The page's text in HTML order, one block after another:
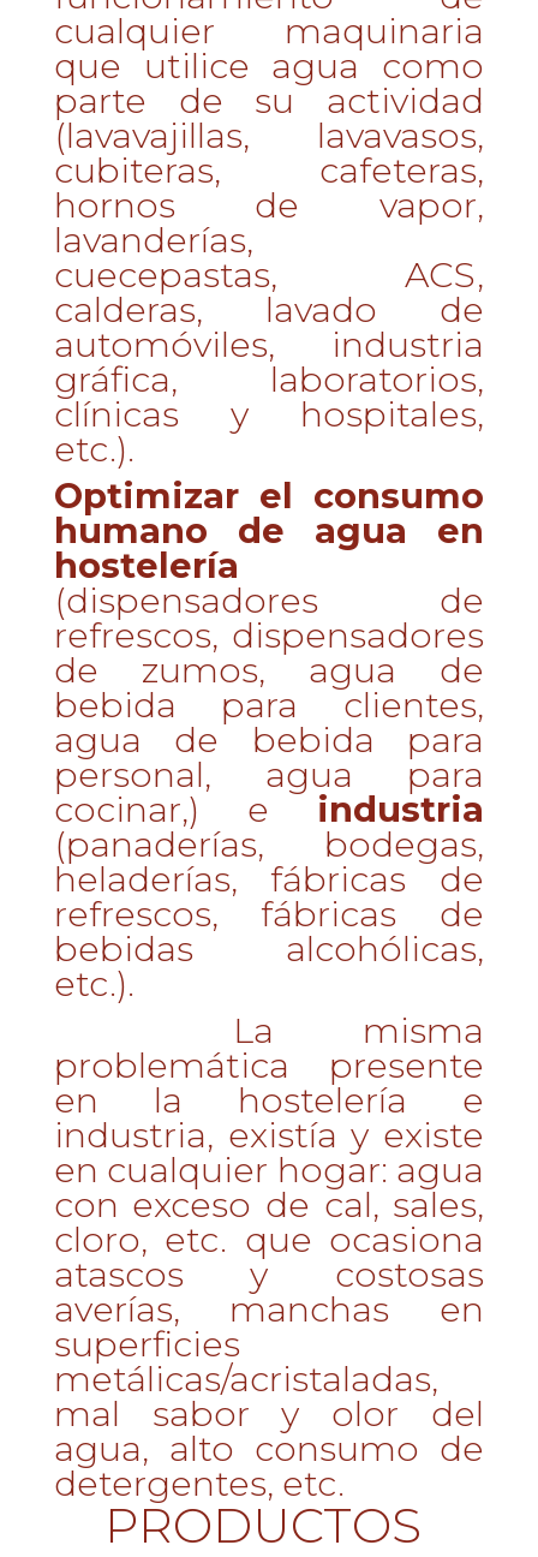
cualquier maquinaria
que utilice agua como
parte de su actividad
(lavavajillas, lavavasos,
cubiteras, cafeteras,
hornos de vapor,
lavanderías,
cuecepastas, ACS,
calderas, lavado de
automóviles, industria
gráfica, laboratorios,
clínicas y hospitales,
etc.).
Optimizar el consumo
humano de agua en
hostelería
(dispensadores de
refrescos, dispensadores
de zumos, agua de
bebida para clientes,
agua de bebida para
personal, agua para
cocinar,) e industria
(panaderías, bodegas,
heladerías, fábricas de
refrescos, fábricas de
bebidas alcohólicas,
etc.).
La misma
problemática presente
en la hostelería e
industria, existía y existe
en cualquier hogar: agua
con exceso de cal, sales,
cloro, etc. que ocasiona
atascos y costosas
averías, manchas en
superficies
metálicas/acristaladas,
mal sabor y olor del
agua, alto consumo de
detergentes, etc.
PRODUCTOS